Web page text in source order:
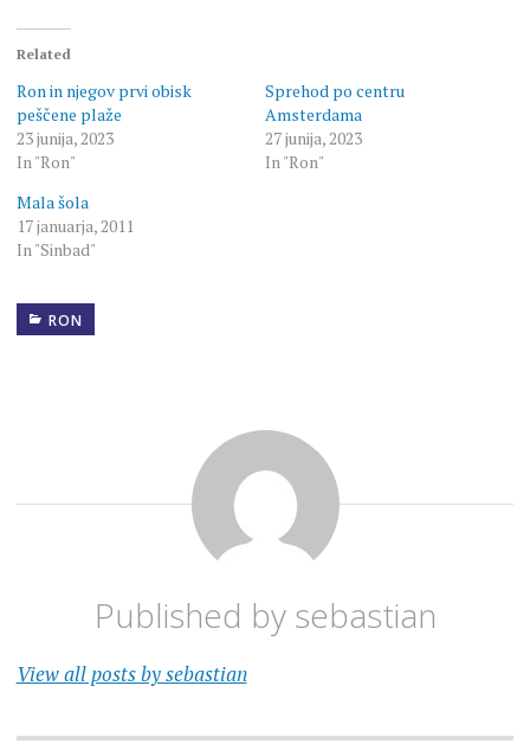
Related
Ron in njegov prvi obisk
peščene plaže
23 junija, 2023
In "Ron"
Sprehod po centru
Amsterdama
27 junija, 2023
In "Ron"
Mala šola
17 januarja, 2011
In "Sinbad"
RON
Published by sebastian
View all posts by sebastian